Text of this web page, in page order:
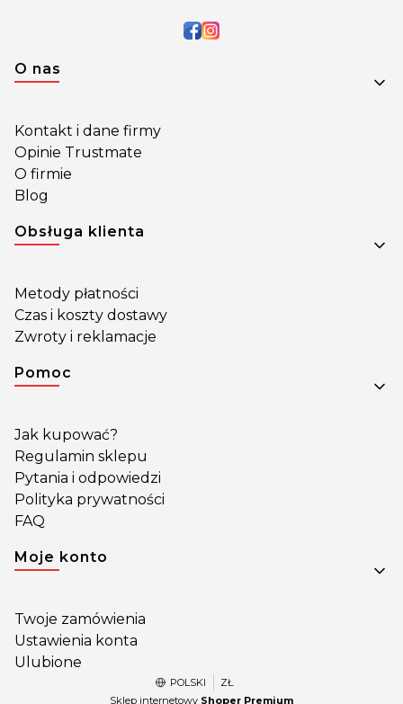
Linki w stopce
O nas
Kontakt i dane firmy
Opinie Trustmate
O firmie
Blog
Obsługa klienta
Metody płatności
Czas i koszty dostawy
Zwroty i reklamacje
Pomoc
Jak kupować?
Regulamin sklepu
Pytania i odpowiedzi
Polityka prywatności
FAQ
Moje konto
Twoje zamówienia
Ustawienia konta
Ulubione
POLSKI
ZŁ
Sklep internetowy Shoper Premium